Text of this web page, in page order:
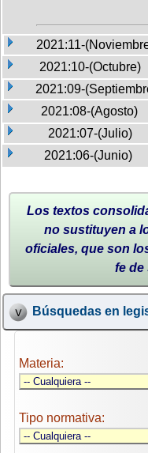
2021:11-
2021:10-(Octubre)
2021:09-
2021:08-(Agosto)
2021:07-(Julio)
2021:06-(Junio)
Los textos
no sustituyen a
oficiales, que son
fe de
Búsquedas en
Materia:
Tipo normativa: